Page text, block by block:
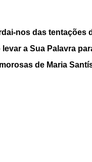
nos das
a Sua Palavra
de Maria